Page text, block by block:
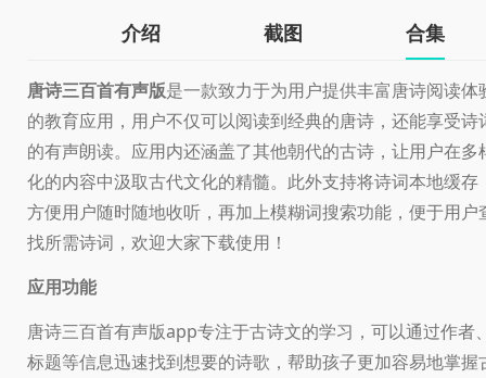
介绍 截图 合集
唐诗三百首有声版是一款致力于为用户提供丰富唐诗阅读体
的教育应用，用户不仅可以阅读到经典的唐诗，还能享受诗
的有声朗读。应用内还涵盖了其他朝代的古诗，让用户在多
化的内容中汲取古代文化的精髓。此外支持将诗词本地缓存
方便用户随时随地收听，再加上模糊词搜索功能，便于用户
找所需诗词，欢迎大家下载使用！
应用功能
唐诗三百首有声版app专注于古诗文的学习，可以通过作者
标题等信息迅速找到想要的诗歌，帮助孩子更加容易地掌握